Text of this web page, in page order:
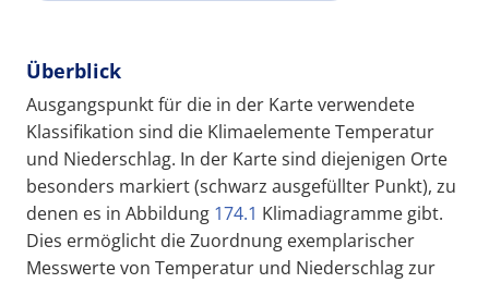
Überblick
Ausgangspunkt für die in der Karte verwendete
Klassifikation sind die Klimaelemente Temperatur
und Niederschlag. In der Karte sind diejenigen Orte
besonders markiert (schwarz ausgefüllter Punkt), zu
denen es in Abbildung 174.1 Klimadiagramme gibt.
Dies ermöglicht die Zuordnung exemplarischer
Messwerte von Temperatur und Niederschlag zur